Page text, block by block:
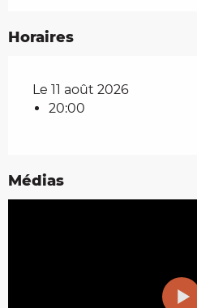
Horaires
Le 11 août 2026
20:00
Médias